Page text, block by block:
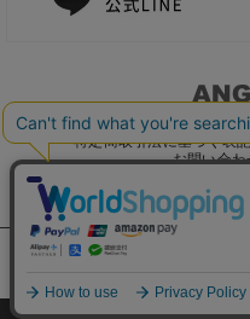
ご利用ガイド 会社
特定商取引法に基づく表
お問い合わ
サイト内の文章、画像など
©2022